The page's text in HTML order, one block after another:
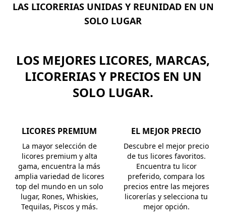
LAS LICORERIAS UNIDAS Y REUNIDAD EN UN
SOLO LUGAR
LOS MEJORES LICORES, MARCAS,
LICORERIAS Y PRECIOS EN UN
SOLO LUGAR.
LICORES PREMIUM
La mayor selección de
licores premium y alta
gama, encuentra la más
amplia variedad de licores
top del mundo en un solo
lugar, Rones, Whiskies,
Tequilas, Piscos y más.
EL MEJOR PRECIO
Descubre el mejor precio
de tus licores favoritos.
Encuentra tu licor
preferido, compara los
precios entre las mejores
licorerías y selecciona tu
mejor opción.